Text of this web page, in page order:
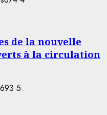
de la nouvelle
à la circulation
5